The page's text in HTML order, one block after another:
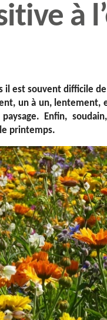
à
il est souvent difficile
un à un, lentement,
Enfin,
printemps.